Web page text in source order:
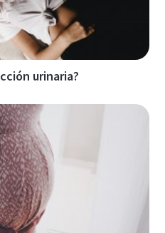
urinaria?